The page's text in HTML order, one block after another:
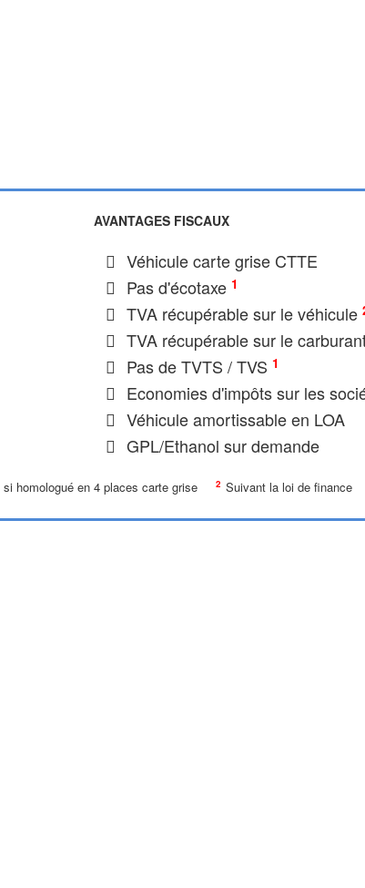
AVANTAGES FISCAUX
Véhicule carte grise CTTE
Pas d'écotaxe 1
TVA récupérable sur le véhicule
TVA récupérable sur le
Pas de TVTS / TVS 1
Economies d'impôts sur les
Véhicule amortissable en LOA
GPL/Ethanol sur demande
si homologué en 4 places carte grise 2 Suivant la loi de finance